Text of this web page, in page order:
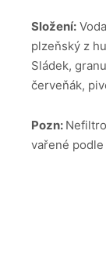
Složení:
plzeňský z
Sládek,
červeňák,
Pozn:
vařené podle